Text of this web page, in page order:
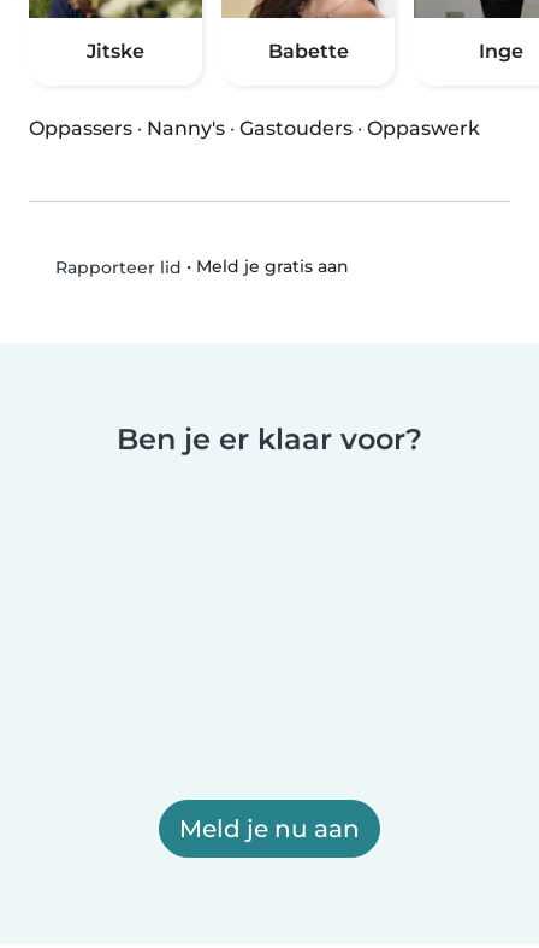
Jitske Babette Inge
Oppassers · Nanny's · Gastouders · Oppaswerk
Rapporteer lid • Meld je gratis aan
Ben je er klaar voor?
Meld je nu aan